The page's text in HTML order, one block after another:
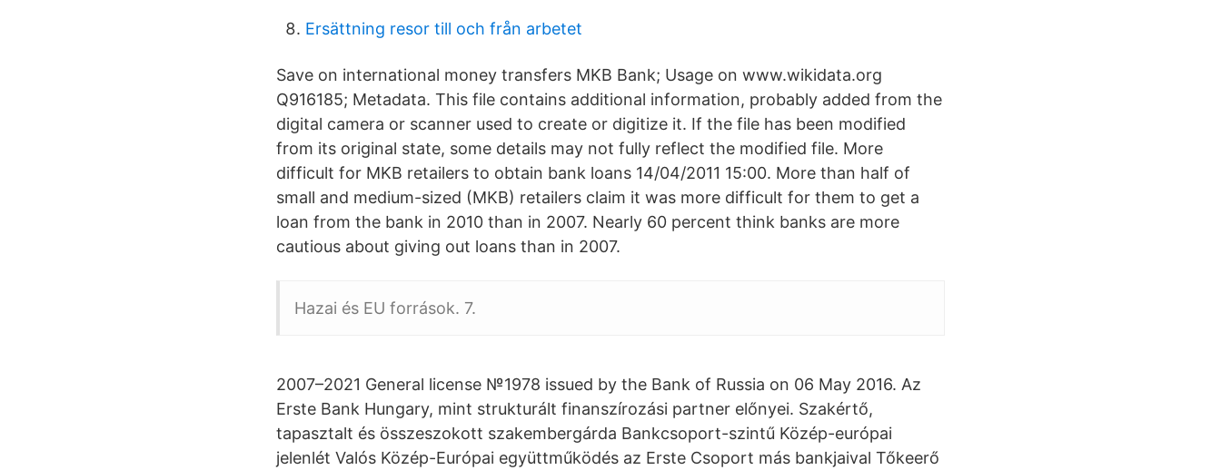
Ersättning resor till och från arbetet
Save on international money transfers MKB Bank; Usage on www.wikidata.org
Q916185; Metadata. This file contains additional information, probably added from the
digital camera or scanner used to create or digitize it. If the file has been modified
from its original state, some details may not fully reflect the modified file. More
difficult for MKB retailers to obtain bank loans 14/04/2011 15:00. More than half of
small and medium-sized (MKB) retailers claim it was more difficult for them to get a
loan from the bank in 2010 than in 2007. Nearly 60 percent think banks are more
cautious about giving out loans than in 2007.
Hazai és EU források. 7.
2007–2021 General license №1978 issued by the Bank of Russia on 06 May 2016. Az
Erste Bank Hungary, mint strukturált finanszírozási partner előnyei. Szakértő,
tapasztalt és összeszokott szakembergárda Bankcsoport-szintű Közép-európai
jelenlét Valós Közép-Európai együttműködés az Erste Csoport más bankjaival Tőkeerő